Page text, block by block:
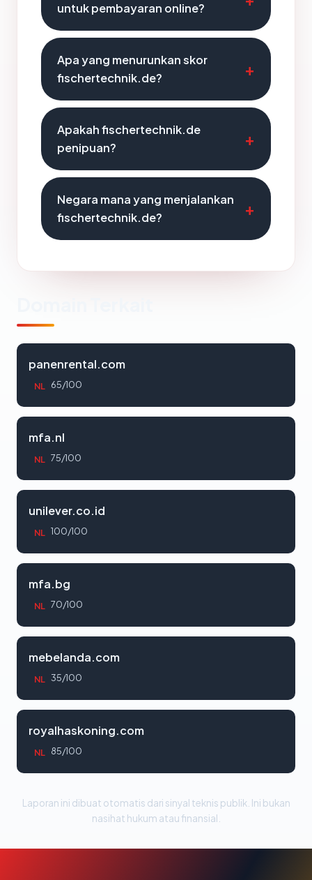
untuk pembayaran online?
Apa yang menurunkan skor
fischertechnik.de?
Apakah fischertechnik.de
penipuan?
Negara mana yang menjalankan
fischertechnik.de?
panenrental.com
NL 65/100
mfa.nl
NL 75/100
unilever.co.id
NL 100/100
mfa.bg
NL 70/100
mebelanda.com
NL 35/100
royalhaskoning.com
NL 85/100
Laporan ini dibuat otomatis dari sinyal teknis publik. Ini bukan
nasihat hukum atau finansial.